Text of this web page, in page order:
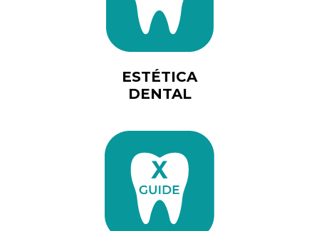
ESTÉTICA
DENTAL